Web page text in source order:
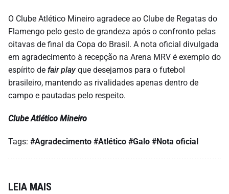
O Clube Atlético Mineiro agradece ao Clube de Regatas do
Flamengo pelo gesto de grandeza após o confronto pelas
oitavas de final da Copa do Brasil. A nota oficial divulgada
em agradecimento à recepção na Arena MRV é exemplo do
espírito de fair play que desejamos para o futebol
brasileiro, mantendo as rivalidades apenas dentro de
campo e pautadas pelo respeito.
Clube Atlético Mineiro
Tags: #Agradecimento #Atlético #Galo #Nota oficial
LEIA MAIS